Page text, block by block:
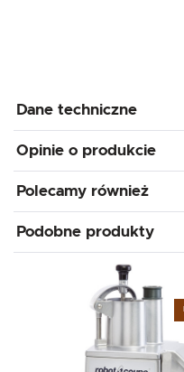
Dane techniczne
Opinie o produkcie
Polecamy również
Podobne produkty